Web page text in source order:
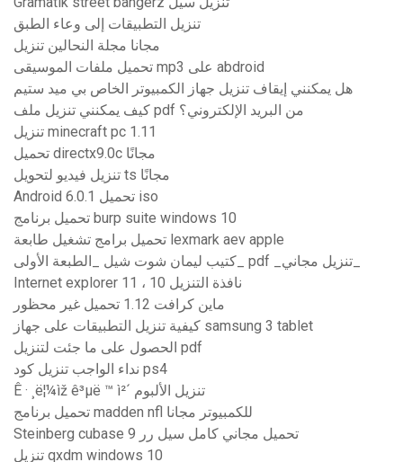
تنزيل التطبيقات إلى وعاء الطبق
مجانا مجلة النحالين تنزيل
تحميل ملفات الموسيقى mp3 على abdroid
هل يمكنني إيقاف تنزيل جهاز الكمبيوتر الخاص بي ميد ستيم
كيف يمكنني تنزيل ملف pdf من البريد الإلكتروني؟
تنزيل minecraft pc 1.11
تحميل directx9.0c مجانًا
تنزيل فيديو لتحويل ts مجانًا
Android 6.0.1 تحميل iso
تحميل برنامج burp suite windows 10
تحميل برامج تشغيل طابعة lexmark aev apple
Internet explorer 11 ، نافذة التنزيل 10
ماين كرافت 1.12 تحميل غير محظور
كيفية تنزيل التطبيقات على جهاز samsung 3 tablet
الحصول على ما جئت لتنزيل pdf
نداء الواجب تنزيل كود ps4
Ê · ¸ë¦¼ìž ê³µë ™ ì²´ تنزيل الألبوم
تحميل برنامج madden nfl للكمبيوتر مجانا
Steinberg cubase 9 تحميل مجاني كامل سيل رر
تنزيل qxdm windows 10